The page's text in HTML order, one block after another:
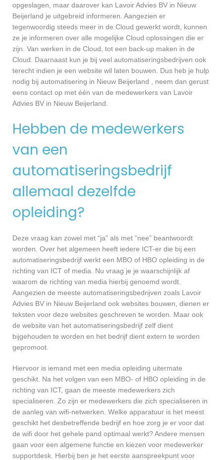
opgeslagen, maar daarover kan Lavoir Advies BV in Nieuw
Beijerland je uitgebreid informeren. Aangezien er
tegenwoordig steeds meer in de Cloud gewerkt wordt, kunnen
ze je informeren over alle mogelijke Cloud oplossingen die er
zijn. Van werken in de Cloud, tot een back-up maken in de
Cloud. Daarnaast kun je bij veel automatiseringsbedrijven ook
terecht indien je een website wil laten bouwen. Dus heb je hulp
nodig bij automatisering in Nieuw Beijerland , neem dan gerust
eens contact op met één van de medewerkers van Lavoir
Advies BV in Nieuw Beijerland.
Hebben de medewerkers
van een
automatiseringsbedrijf
allemaal dezelfde
opleiding?
Deze vraag kan zowel met “ja” als met “nee” beantwoordt
worden. Over het algemeen heeft iedere ICT-er die bij een
automatiseringsbedrijf werkt een MBO of HBO opleiding in de
richting van ICT of media. Nu vraag je je waarschijnlijk af
waarom de richting van media hierbij genoemd wordt.
Aangezien de meeste automatiseringsbedrijven zoals Lavoir
Advies BV in Nieuw Beijerland ook websites bouwen, dienen er
teksten voor deze websites geschreven te worden. Maar ook
de website van het automatiseringsbedrijf zelf dient
bijgehouden te worden en het bedrijf dient extern te worden
gepromoot.
Hiervoor is iemand met een media opleiding uitermate
geschikt. Na het volgen van een MBO- of HBO opleiding in de
richting van ICT, gaan de meeste medewerkers zich
specialiseren. Zo zijn er medewerkers die zich specialiseren in
de aanleg van wifi-netwerken. Welke apparatuur is het meest
geschikt het desbetreffende bedrijf en hoe zorg je er voor dat
de wifi door het gehele pand optimaal werkt? Andere mensen
gaan voor een algemene functie en kiezen voor medewerker
supportdesk. Hierbij ben je het eerste aanspreekpunt voor